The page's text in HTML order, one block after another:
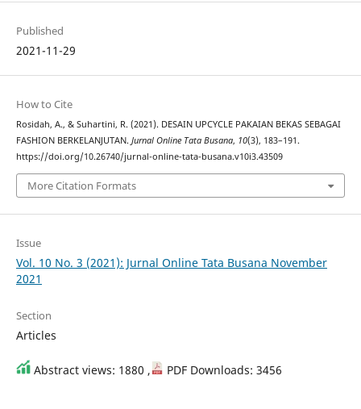
Published
2021-11-29
How to Cite
Rosidah, A., & Suhartini, R. (2021). DESAIN UPCYCLE PAKAIAN BEKAS SEBAGAI
FASHION BERKELANJUTAN. Jurnal Online Tata Busana, 10(3), 183–191.
https://doi.org/10.26740/jurnal-online-tata-busana.v10i3.43509
More Citation Formats
Issue
Vol. 10 No. 3 (2021): Jurnal Online Tata Busana November
2021
Section
Articles
Abstract views: 1880 , PDF Downloads: 3456